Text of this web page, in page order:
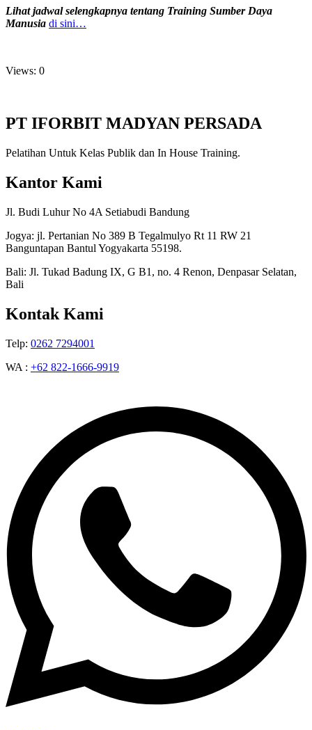
Lihat jadwal selengkapnya tentang Training Sumber Daya
Manusia di sini…
Views: 0
PT IFORBIT MADYAN PERSADA
Pelatihan Untuk Kelas Publik dan In House Training.
Kantor Kami
Jl. Budi Luhur No 4A Setiabudi Bandung
Jogya: jl. Pertanian No 389 B Tegalmulyo Rt 11 RW 21
Banguntapan Bantul Yogyakarta 55198.
Bali: Jl. Tukad Badung IX, G B1, no. 4 Renon, Denpasar Selatan,
Bali
Kontak Kami
Telp: 0262 7294001
WA : +62 822-1666-9919